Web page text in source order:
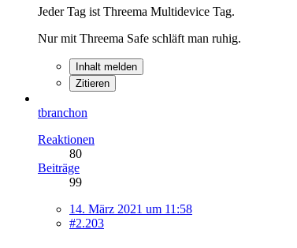
Jeder Tag ist Threema Multidevice Tag.
Nur mit Threema Safe schläft man ruhig.
Inhalt melden
Zitieren
tbranchon
Reaktionen
80
Beiträge
99
14. März 2021 um 11:58
#2.203